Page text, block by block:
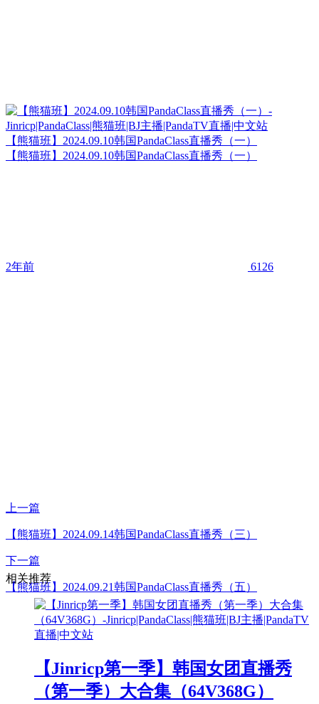
【熊猫班】2024.09.10韩国PandaClass直播秀（一）
【熊猫班】2024.09.10韩国PandaClass直播秀（一）
2年前 6126
上一篇
【熊猫班】2024.09.14韩国PandaClass直播秀（三）
下一篇
【熊猫班】2024.09.21韩国PandaClass直播秀（五）
相关推荐
【Jinricp第一季】韩国女团直播秀
（第一季）大合集（64V368G）